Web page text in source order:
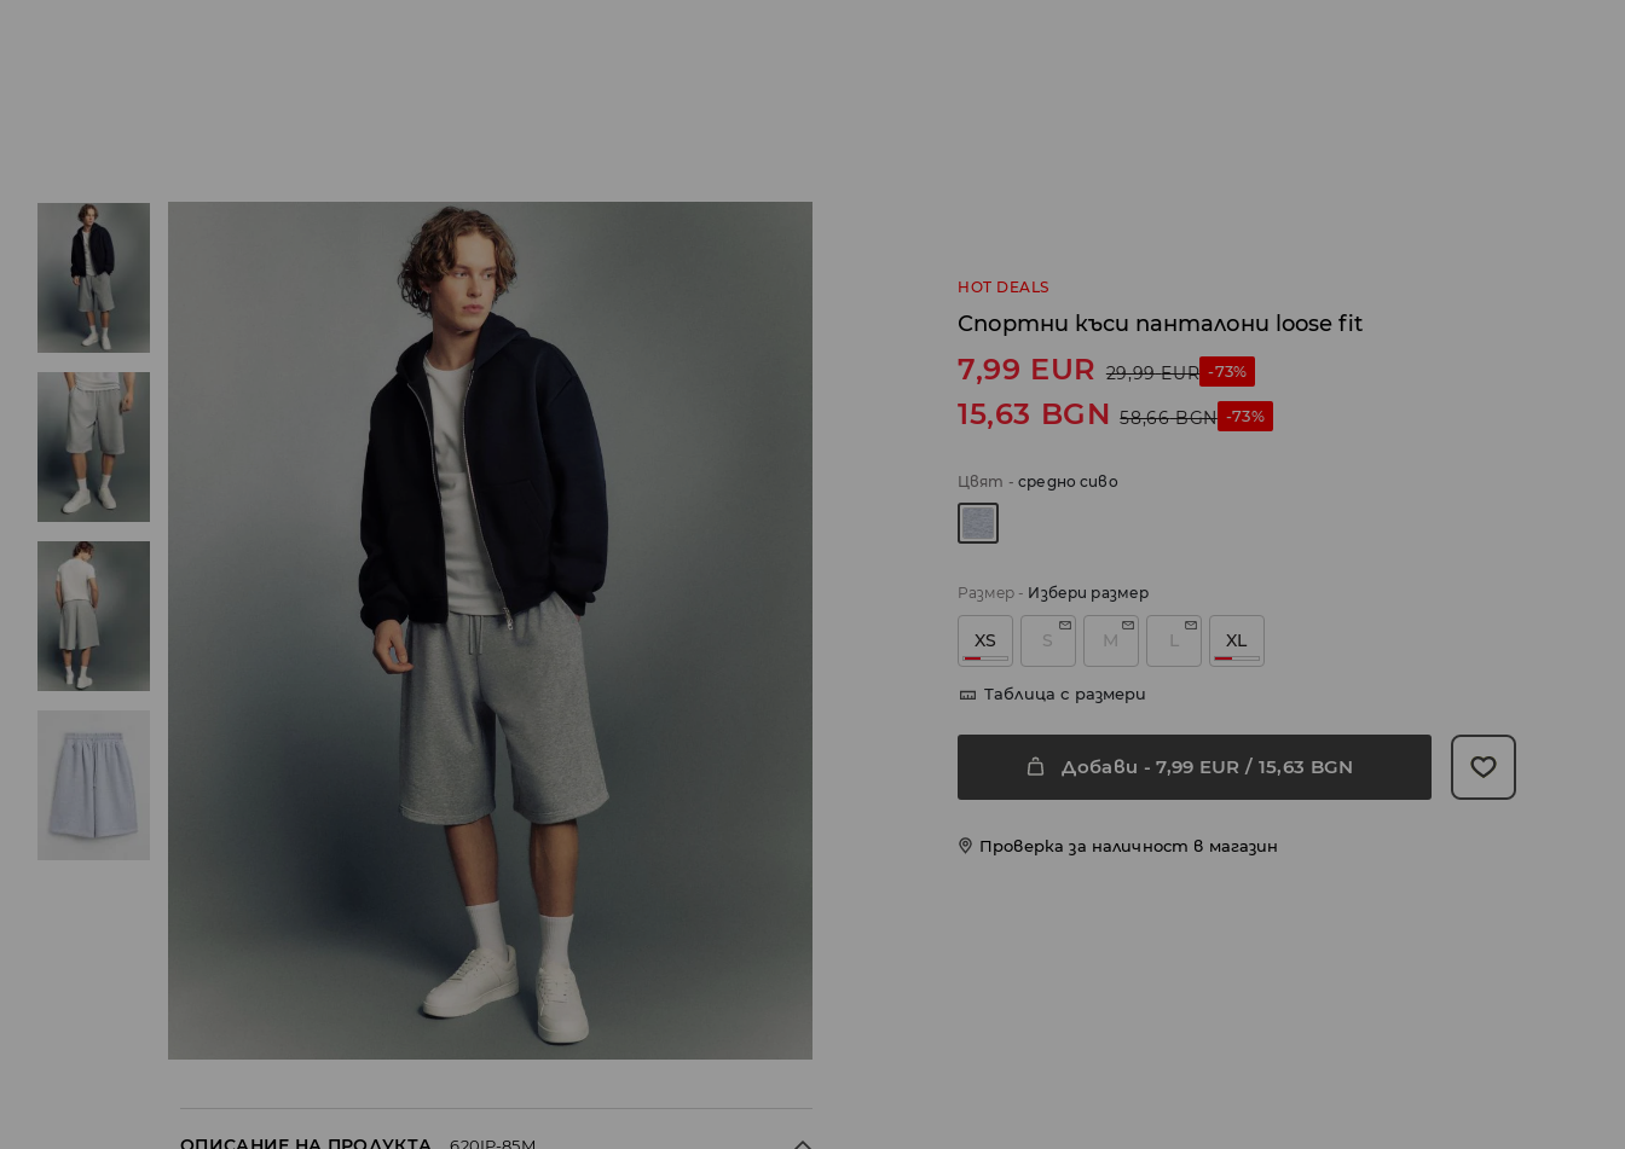
HOT DEALS
Спортни къси панталони loose fit
7,99 EUR 29,99 EUR -73%
15,63 BGN 58,66 BGN -73%
Цвят -средно сиво
Размер- Избери размер
XS S M L XL
Таблица с размери
Добави -7,99 EUR / 15,63 BGN
Проверка за наличност в магазин